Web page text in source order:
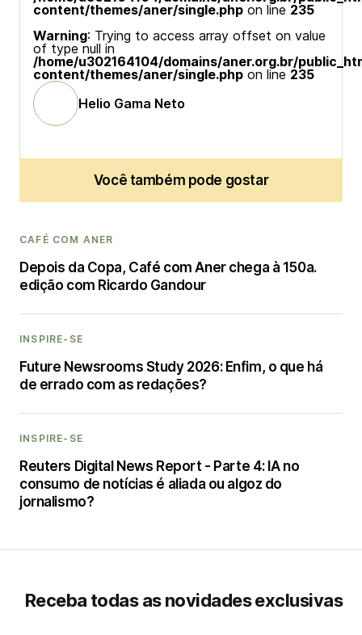
content/themes/aner/single.php on line 235
Warning: Trying to access array offset on value
of type null in
/home/u302164104/domains/aner.org.br/
content/themes/aner/single.php on line 235
Helio Gama Neto
Você também pode gostar
CAFÉ COM ANER
Depois da Copa, Café com Aner chega à 150a.
edição com Ricardo Gandour
INSPIRE-SE
Future Newsrooms Study 2026: Enfim, o que há
de errado com as redações?
INSPIRE-SE
Reuters Digital News Report - Parte 4: IA no
consumo de notícias é aliada ou algoz do
jornalismo?
Receba todas as novidades exclusivas